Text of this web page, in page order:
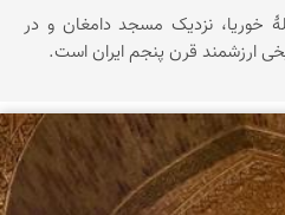
خوریا، نزدیک مسجد دامغان و در
ارزشمند قرن پنجم ایران است.